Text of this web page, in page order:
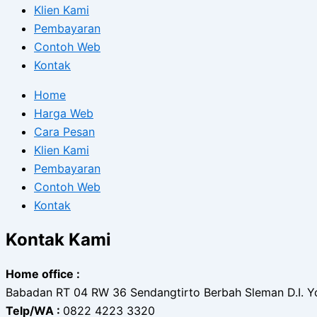
Klien Kami
Pembayaran
Contoh Web
Kontak
Home
Harga Web
Cara Pesan
Klien Kami
Pembayaran
Contoh Web
Kontak
Kontak Kami
Home office :
Babadan RT 04 RW 36 Sendangtirto Berbah Sleman D.I.
Telp/WA : 0822 4223 3320